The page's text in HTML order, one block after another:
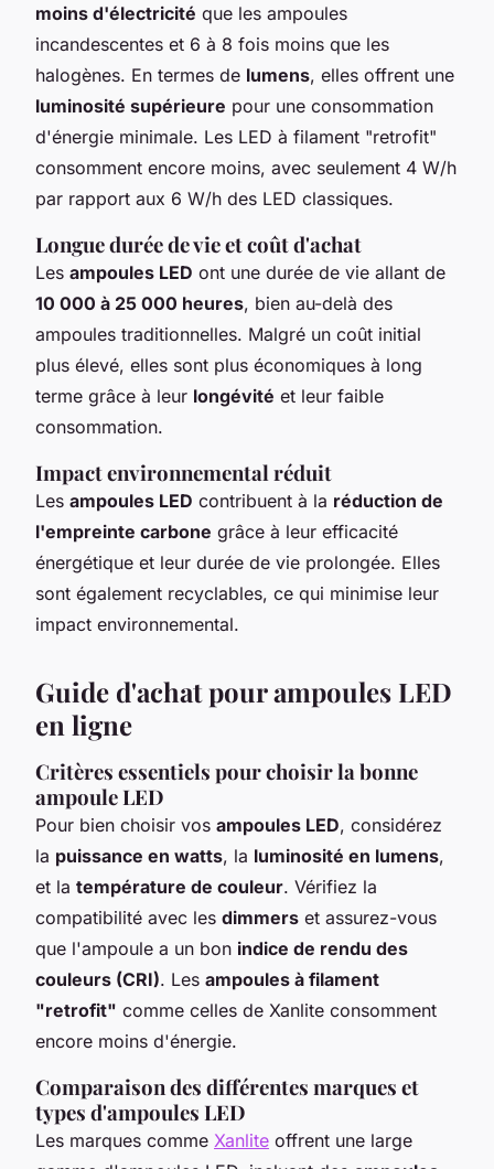
moins d'électricité que les ampoules
incandescentes et 6 à 8 fois moins que les
halogènes. En termes de lumens, elles offrent une
luminosité supérieure pour une consommation
d'énergie minimale. Les LED à filament "retrofit"
consomment encore moins, avec seulement 4 W/h
par rapport aux 6 W/h des LED classiques.
Longue durée de vie et coût d'achat
Les ampoules LED ont une durée de vie allant de
10 000 à 25 000 heures, bien au-delà des
ampoules traditionnelles. Malgré un coût initial
plus élevé, elles sont plus économiques à long
terme grâce à leur longévité et leur faible
consommation.
Impact environnemental réduit
Les ampoules LED contribuent à la réduction de
l'empreinte carbone grâce à leur efficacité
énergétique et leur durée de vie prolongée. Elles
sont également recyclables, ce qui minimise leur
impact environnemental.
Guide d'achat pour ampoules LED
en ligne
Critères essentiels pour choisir la bonne
ampoule LED
Pour bien choisir vos ampoules LED, considérez
la puissance en watts, la luminosité en lumens,
et la température de couleur. Vérifiez la
compatibilité avec les dimmers et assurez-vous
que l'ampoule a un bon indice de rendu des
couleurs (CRI). Les ampoules à filament
"retrofit" comme celles de Xanlite consomment
encore moins d'énergie.
Comparaison des différentes marques et
types d'ampoules LED
Les marques comme Xanlite offrent une large